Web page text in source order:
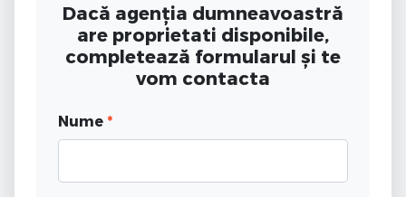
Dacă agenția dumneavoastră
are proprietati disponibile,
completează formularul și te
vom contacta
Nume *